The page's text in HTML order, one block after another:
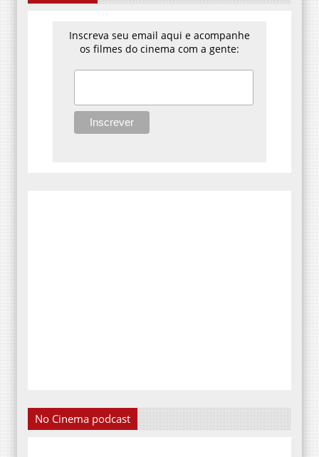
Inscreva seu email aqui e acompanhe
os filmes do cinema com a gente:
No Cinema podcast